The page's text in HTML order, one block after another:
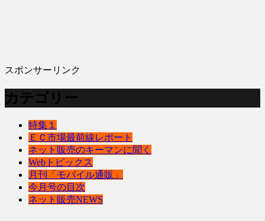
スポンサーリンク
カテゴリー
特集１
ＥＣ市場最前線レポート
ネット販売のキーマンに聞く
Webトピックス
月刊「モバイル通販」
今月号の目次
ネット販売NEWS